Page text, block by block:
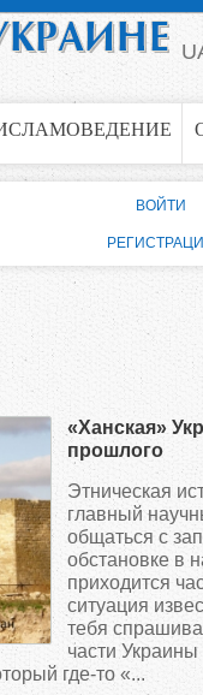
«Ханская»
прошлого
Этническая
главный
общаться с
обстановке в
приходится
ситуация
тебя
части
где-то «...
ВОЙТИ